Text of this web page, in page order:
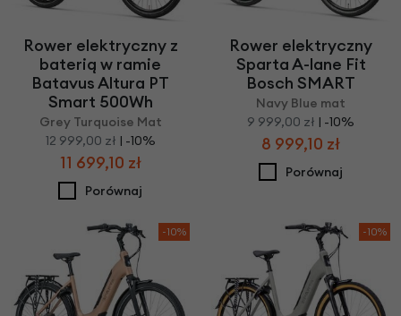
Rower elektryczny z
baterią w ramie
Batavus Altura PT
Smart 500Wh
Grey Turquoise Mat
12 999,00 zł | -10%
11 699,10 zł
Porównaj
Rower elektryczny
Sparta A-lane Fit
Bosch SMART
Navy Blue mat
9 999,00 zł | -10%
8 999,10 zł
Porównaj
-10% -10%